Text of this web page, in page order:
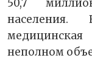
50,7
неполном